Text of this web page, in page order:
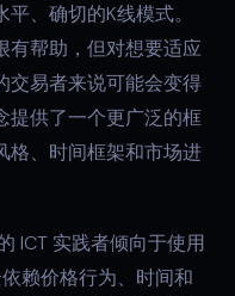
、确切的K线模式。
有帮助，但对想要适应
交易者来说可能会变得
提供了一个更广泛的框
格、时间框架和市场进
ICT 实践者倾向于使用
赖价格行为、时间和